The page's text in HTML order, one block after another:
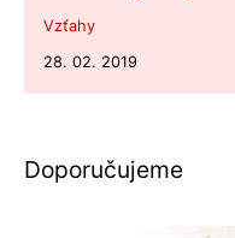
Vzťahy
28. 02. 2019
Doporučujeme